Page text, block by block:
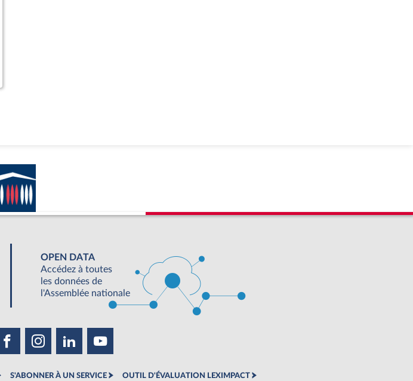
OPEN DATA
Accédez à toutes
les données de
l'Assemblée nationale
S'ABONNER À UN SERVICE OUTIL D'ÉVALUATION LEXIMPACT